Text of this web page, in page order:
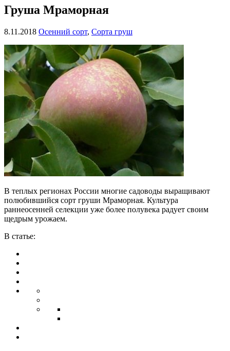
Груша Мраморная
8.11.2018 Осенний сорт, Сорта груш
В теплых регионах России многие садоводы выращивают
полюбившийся сорт груши Мраморная. Культура
раннеосенней селекции уже более полувека радует своим
щедрым урожаем.
В статье: